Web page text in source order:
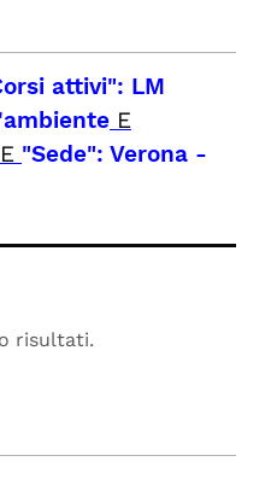
attivi": LM
E
E "Sede": Verona -
risultati.